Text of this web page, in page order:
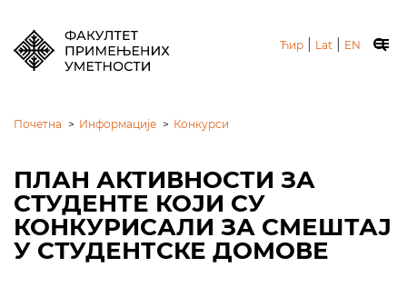
Ћир Lat EN
Почетна > Информације > Конкурси
ПЛАН АКТИВНОСТИ ЗА
СТУДЕНТЕ КОЈИ СУ
КОНКУРИСАЛИ ЗА СМЕШТАЈ
У СТУДЕНТСКЕ ДОМОВЕ